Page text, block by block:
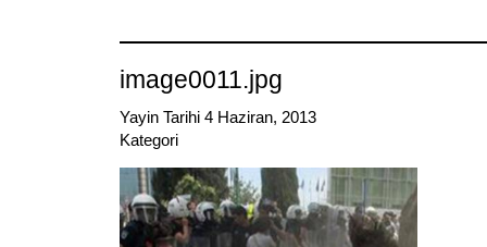
image0011.jpg
Yayin Tarihi 4 Haziran, 2013
Kategori